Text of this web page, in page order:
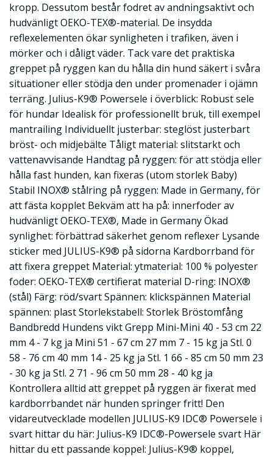
kropp. Dessutom består fodret av andningsaktivt och
hudvänligt OEKO-TEX®-material. De insydda
reflexelementen ökar synligheten i trafiken, även i
mörker och i dåligt väder. Tack vare det praktiska
greppet på ryggen kan du hålla din hund säkert i svåra
situationer eller stödja den under promenader i ojämn
terräng. Julius-K9® Powersele i överblick: Robust sele
för hundar Idealisk för professionellt bruk, till exempel
mantrailing Individuellt justerbar: steglöst justerbart
bröst- och midjebälte Tåligt material: slitstarkt och
vattenavvisande Handtag på ryggen: för att stödja eller
hålla fast hunden, kan fixeras (utom storlek Baby)
Stabil INOX® stålring på ryggen: Made in Germany, för
att fästa kopplet Bekväm att ha på: innerfoder av
hudvänligt OEKO-TEX®, Made in Germany Ökad
synlighet: förbättrad säkerhet genom reflexer Lysande
sticker med JULIUS-K9® på sidorna Kardborrband för
att fixera greppet Material: ytmaterial: 100 % polyester
foder: OEKO-TEX® certifierat material D-ring: INOX®
(stål) Färg: röd/svart Spännen: klickspännen Material
spännen: plast Storlekstabell: Storlek Bröstomfång
Bandbredd Hundens vikt Grepp Mini-Mini 40 - 53 cm 22
mm 4 - 7 kg ja Mini 51 - 67 cm 27 mm 7 - 15 kg ja Stl. 0
58 - 76 cm 40 mm 14 - 25 kg ja Stl. 1 66 - 85 cm 50 mm 23
- 30 kg ja Stl. 2 71 - 96 cm 50 mm 28 - 40 kg ja
Kontrollera alltid att greppet på ryggen är fixerat med
kardborrbandet när hunden springer fritt! Den
vidareutvecklade modellen JULIUS-K9 IDC® Powersele i
svart hittar du här: Julius-K9 IDC®-Powersele svart Här
hittar du ett passande koppel: Julius-K9® koppel,